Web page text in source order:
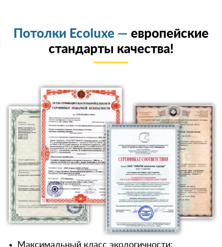
Потолки Ecoluxe — европейские
стандарты качества!
Максимальный класс экологичности;